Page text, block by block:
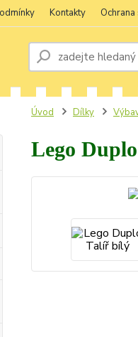
Kontakty
Úvod Dílky
Lego